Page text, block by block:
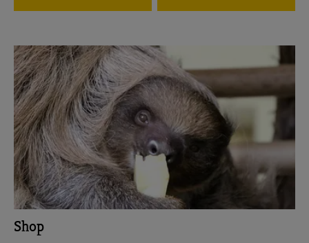
Shop